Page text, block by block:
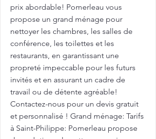
prix abordable! Pomerleau vous
propose un grand ménage pour
nettoyer les chambres, les salles de
conférence, les toilettes et les
restaurants, en garantissant une
propreté impeccable pour les futurs
invités et en assurant un cadre de
travail ou de détente agréable!
Contactez-nous pour un devis gratuit
et personnalisé ! Grand ménage: Tarifs
à Saint-Philippe: Pomerleau propose